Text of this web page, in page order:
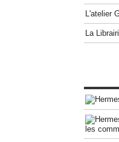
L'atelier
La
les